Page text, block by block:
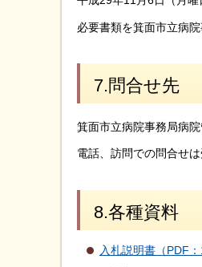
必要書類を箕面市立病
7.問合せ先
箕面市立病院事務局病
電話、訪問での問合せは
8.各種資料
入札説明書（PDF：